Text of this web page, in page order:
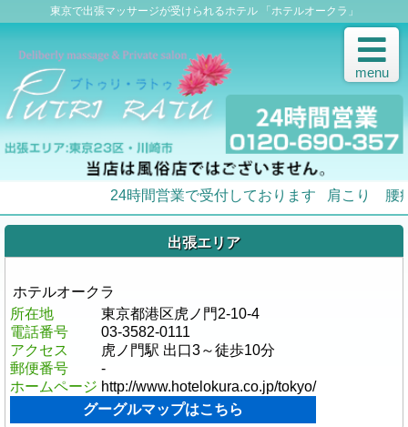
menu
東京で出張マッサージが受けられるホテル 「ホテルオークラ」
24時間営業で受付しております 肩こり 腰
出張エリア
ホテルオークラ
所在地
東京都港区虎ノ門2-10-4
電話番号
03-3582-0111
アクセス
虎ノ門駅 出口3～徒歩10分
郵便番号
-
ホームページ http://www.hotelokura.co.jp/tokyo/
グーグルマップはこちら